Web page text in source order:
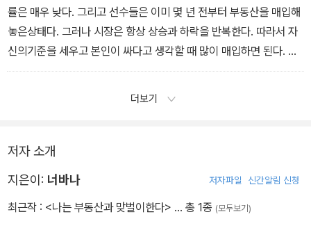
률은 매우 낮다. 그리고 선수들은 이미 몇 년 전부터 부동산을 매입해
놓은상태다. 그러나 시장은 항상 상승과 하락을 반복한다. 따라서 자
신의기준을 세우고 본인이 싸다고 생각할 때 많이 매입하면 된다. 그
러고나서 다른 사람들도 그 투자처가 저평가되었음을 인지하기 시작
단어는 ‘인내심‘이다.
더보기
저자 소개
지은이: 너바나 저자파일 신간알림 신청
최근작 : <나는 부동산과 맞벌이한다> … 총 1종 (모두보기)